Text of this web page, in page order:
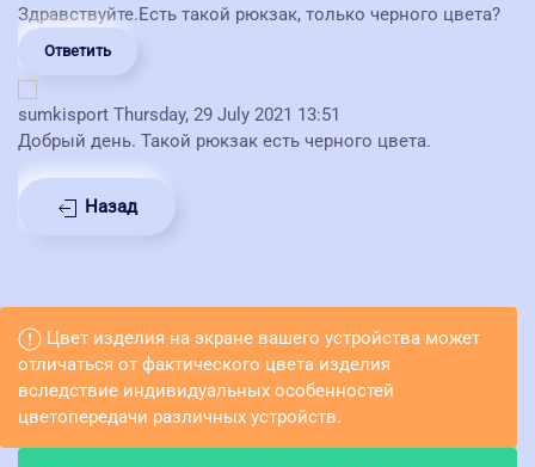
Здравствуйте.Есть такой рюкзак, только черного цвета?
Ответить
sumkisport Thursday, 29 July 2021 13:51
Добрый день. Такой рюкзак есть черного цвета.
Назад
Цвет изделия на экране вашего устройства может
отличаться от фактического цвета изделия
вследствие индивидуальных особенностей
цветопередачи различных устройств.